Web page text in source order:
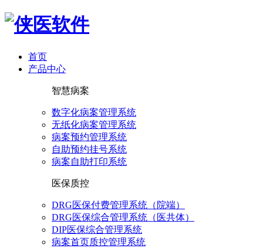
首页
产品中心
智慧病案
数字化病案管理系统
无纸化病案管理系统
病案预约管理系统
自助预约挂号系统
病案自助打印系统
医保质控
DRG医保付费管理系统（院端）
DRG医保综合管理系统（医共体）
DIP医保综合管理系统
病案首页质控管理系统